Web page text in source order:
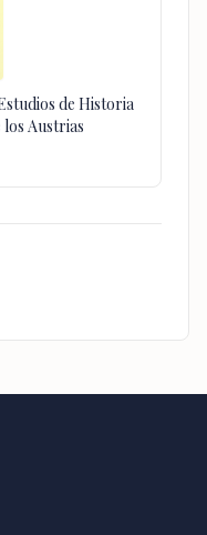
de Historia
Austrias